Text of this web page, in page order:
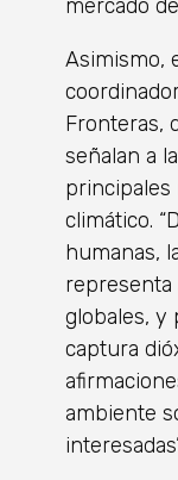
mercado
Asimismo,
Fronteras,
señalan a
principales
climático.
humanas,
representa
globales, y
captura
ambiente